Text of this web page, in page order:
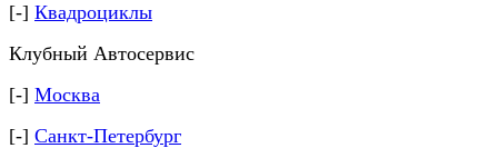
[-] Квадроциклы
Клубный Автосервис
[-] Москва
[-] Санкт-Петербург